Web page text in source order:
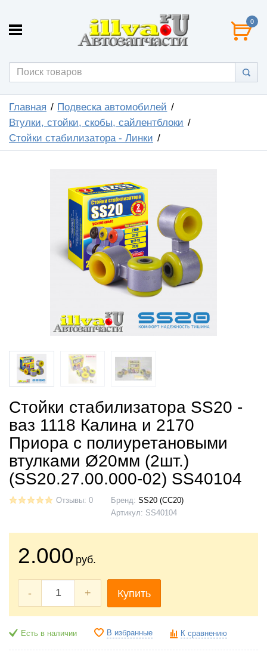
0
Главная
Подвеска автомобилей
Втулки, стойки, скобы, сайлентблоки
Стойки стабилизатора - Линки
Стойки стабилизатора SS20 -
ваз 1118 Калина и 2170
Приора с полиуретановыми
втулками Ø20мм (2шт.)
(SS20.27.00.000-02) SS40104
Отзывы: 0 Бренд: SS20 (СС20)
Артикул: SS40104
2.000 руб.
- + Купить
Есть в наличии В избранные К сравнению